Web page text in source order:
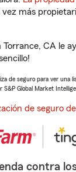
más
Torrance, CA le
de seguro para ver una
S&P Global Market
de seguro
contra